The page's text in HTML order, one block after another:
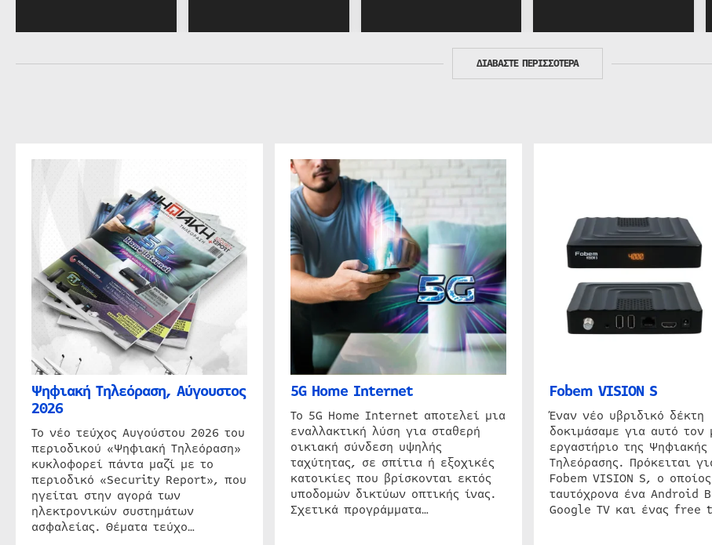
ΔΙΑΒΑΣΤΕ ΠΕΡΙΣΣΟΤΕΡΑ
Ψηφιακή Τηλεόραση, Αύγουστος
2026
Το νέο τεύχος Αυγούστου 2026 του
περιοδικού «Ψηφιακή Τηλεόραση»
κυκλοφορεί πάντα μαζί με το
περιοδικό «Security Report», που
ηγείται στην αγορά των
ηλεκτρονικών συστημάτων
ασφαλείας. Θέματα τεύχο…
5G Home Internet
Το 5G Home Internet αποτελεί μια
εναλλακτική λύση για σταθερή
οικιακή σύνδεση υψηλής
ταχύτητας, σε σπίτια ή εξοχικές
κατοικίες που βρίσκονται εκτός
υποδομών δικτύων οπτικής ίνας.
Σχετικά προγράμματα…
Fobem VISION S
Έναν νέο υβριδικό δέκτη
δοκιμάσαμε για αυτό τον
εργαστήριο της Ψηφιακής
Τηλεόρασης. Πρόκειται
Fobem VISION S, ο
ταυτόχρονα ένα Android
Google TV και ένας free